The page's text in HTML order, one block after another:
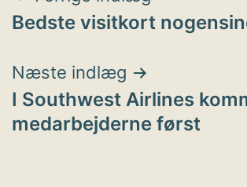
Bedste visitkort
Næste indlæg
I Southwest Airlines
medarbejderne først